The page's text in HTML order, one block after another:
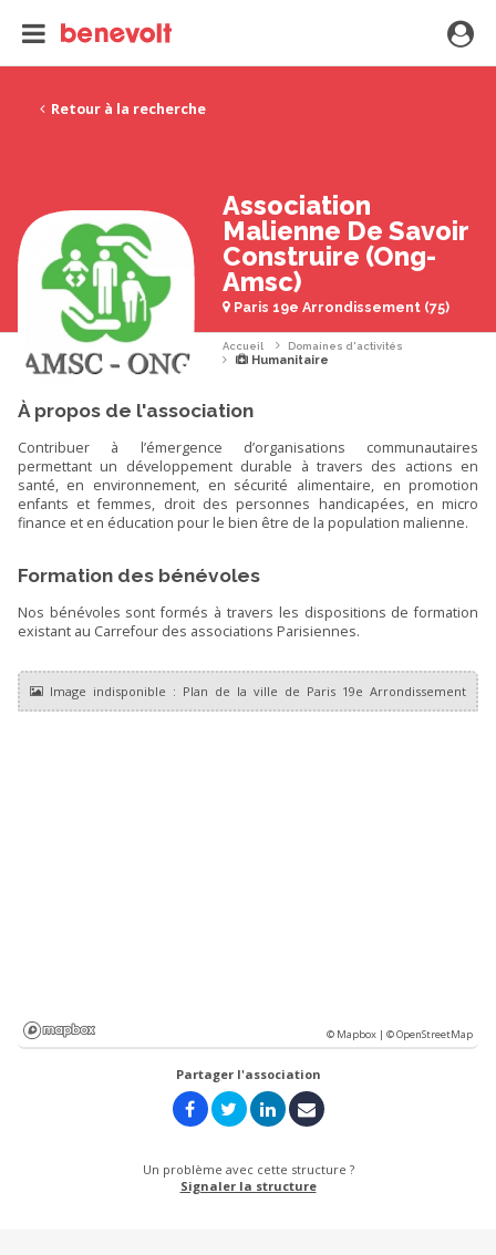
Retour à la recherche
Association
Malienne De Savoir
Construire (Ong-
Amsc)
Paris 19e Arrondissement (75)
Accueil Domaines d'activités
Humanitaire
À propos de l'association
Contribuer à l’émergence d’organisations communautaires
permettant un développement durable à travers des actions en
santé, en environnement, en sécurité alimentaire, en promotion
enfants et femmes, droit des personnes handicapées, en micro
finance et en éducation pour le bien être de la population malienne.
Formation des bénévoles
Nos bénévoles sont formés à travers les dispositions de formation
existant au Carrefour des associations Parisiennes.
© Mapbox |© OpenStreetMap
Partager l'association
Un problème avec cette structure ?
Signaler la structure